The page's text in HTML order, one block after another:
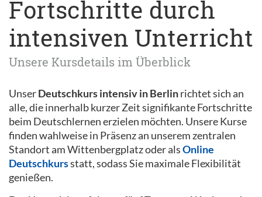
Fortschritte durch
intensiven Unterricht
Unsere Kursdetails im Überblick
UnserDeutschkurs intensiv in Berlinrichtet sich an
alle, die innerhalb kurzer Zeit signifikante Fortschritte
beim Deutschlernen erzielen möchten. Unsere Kurse
finden wahlweise in Präsenz an unserem zentralen
Standort am Wittenbergplatz oder alsOnline
Deutschkursstatt, sodass Sie maximale Flexibilität
genießen.